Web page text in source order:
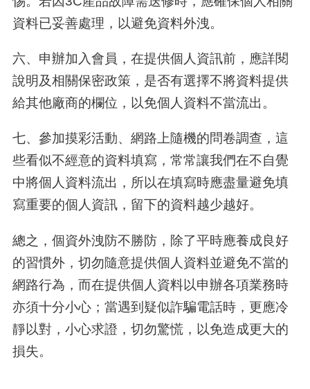
資料已妥善處理，以避免資料外洩。
六、申辦加入會員，在提供個人資訊前，應詳閱
說明及相關保密政策，是否有選擇不將資料提供
給其他廠商的欄位，以免個人資料不當流出。
七、參加摸彩活動、網路上隨機的問卷調查，這
些看似不經意的資料填寫，常常讓我們在不自覺
中將個人資料流出，所以在填寫時應盡量避免填
寫重要的個人資訊，留下的資料越少越好。
總之，個資外洩防不勝防，除了平時應養成良好
的習慣外，切勿隨意提供個人資料並避免不當的
網路行為，而在提供個人資料以申辦各項業務時
亦須十分小心；當遇到疑似詐騙電話時，更應冷
靜以對，小心求證，切勿驚慌，以免造成更大的
損失。